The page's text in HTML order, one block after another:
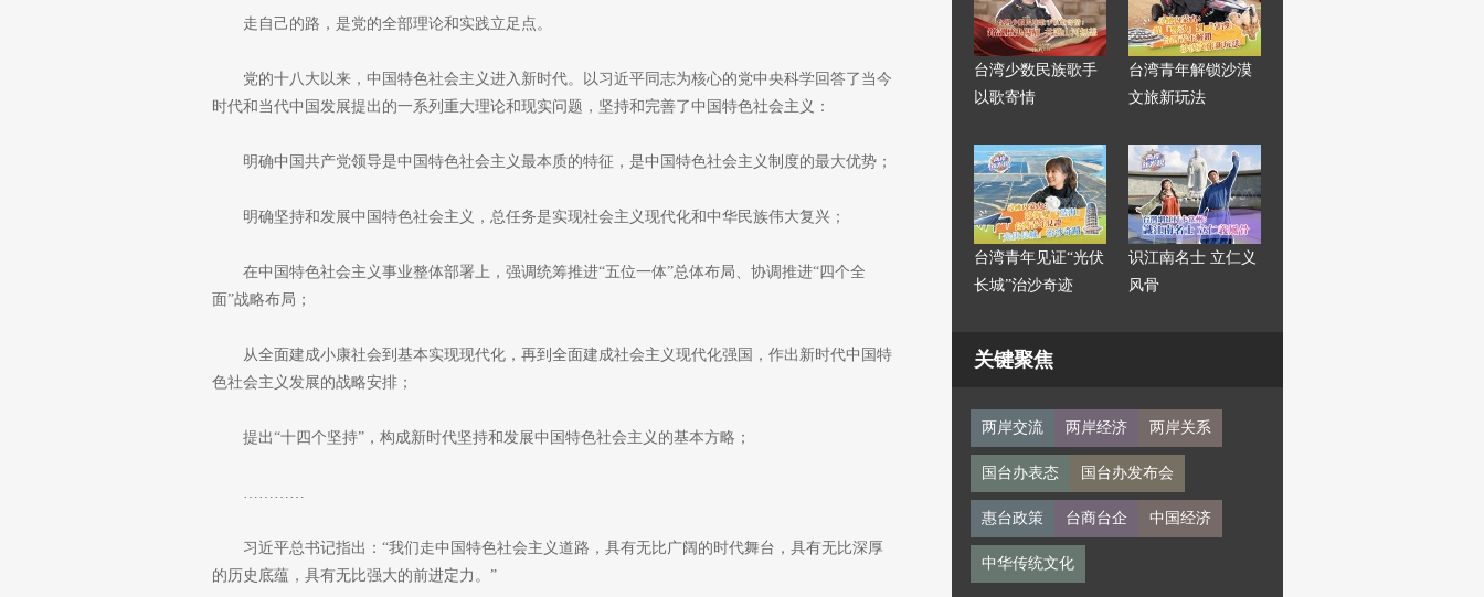
走自己的路，是党的全部理论和实践立足点。
党的十八大以来，中国特色社会主义进入新时代。以习近平同志为核心的党中央科学回答了当今
时代和当代中国发展提出的一系列重大理论和现实问题，坚持和完善了中国特色社会主义：
明确中国共产党领导是中国特色社会主义最本质的特征，是中国特色社会主义制度的最大优势；
明确坚持和发展中国特色社会主义，总任务是实现社会主义现代化和中华民族伟大复兴；
在中国特色社会主义事业整体部署上，强调统筹推进“五位一体”总体布局、协调推进“四个全
面”战略布局；
从全面建成小康社会到基本实现现代化，再到全面建成社会主义现代化强国，作出新时代中国特
色社会主义发展的战略安排；
提出“十四个坚持”，构成新时代坚持和发展中国特色社会主义的基本方略；
…………
习近平总书记指出：“我们走中国特色社会主义道路，具有无比广阔的时代舞台，具有无比深厚
的历史底蕴，具有无比强大的前进定力。”
台湾少数民族歌手
以歌寄情
台湾青年解锁沙漠
文旅新玩法
台湾青年见证“光伏
长城”治沙奇迹
识江南名士 立仁义
风骨
关键聚焦
两岸交流 两岸经济 两岸关系
国台办表态 国台办发布会
惠台政策 台商台企 中国经济
中华传统文化